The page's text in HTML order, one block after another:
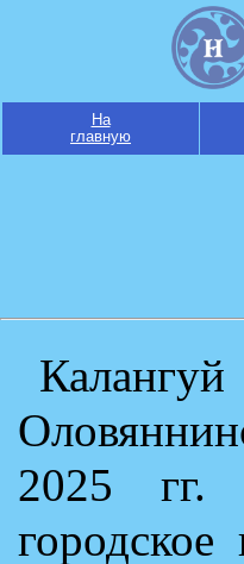
На
главную
2025 гг.